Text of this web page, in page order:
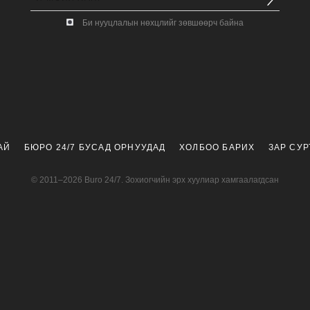
Би нууцлалын нөхцлийг зөвшөөрч байна
БЮРО 24/7 БУСАД ОРНУУДАД ХОЛБОО БАРИХ ЗАР
© 2011–2026 Buro 24/7. Зохиогчийн эрх хуулиар хамгаалагдсан